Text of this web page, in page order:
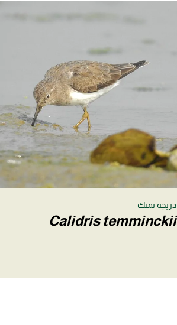
دريجة تمنك
Calidris temminckii